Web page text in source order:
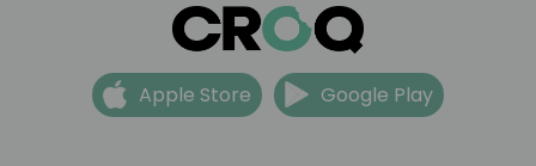
Apple Store Google Play